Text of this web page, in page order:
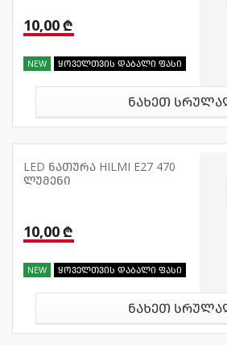
10,00 ₾
NEW ყოველთვის დაბალი ფასი
ნახეთ
LED ნათურა HILMI E27 470
ლუმენი
10,00 ₾
NEW ყოველთვის დაბალი ფასი
ნახეთ